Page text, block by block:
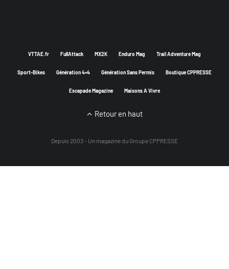
VTTAE.fr FullAttack MX2K Enduro Mag Trail Adventure Mag
Sport-Bikes Génération 4×4 Génération Sans Permis Boutique CPPRESSE
Escapade Magazine Maisons A Vivre
Retour en haut
Depuis 2003 - Un magazine du Groupe CPPRESSE